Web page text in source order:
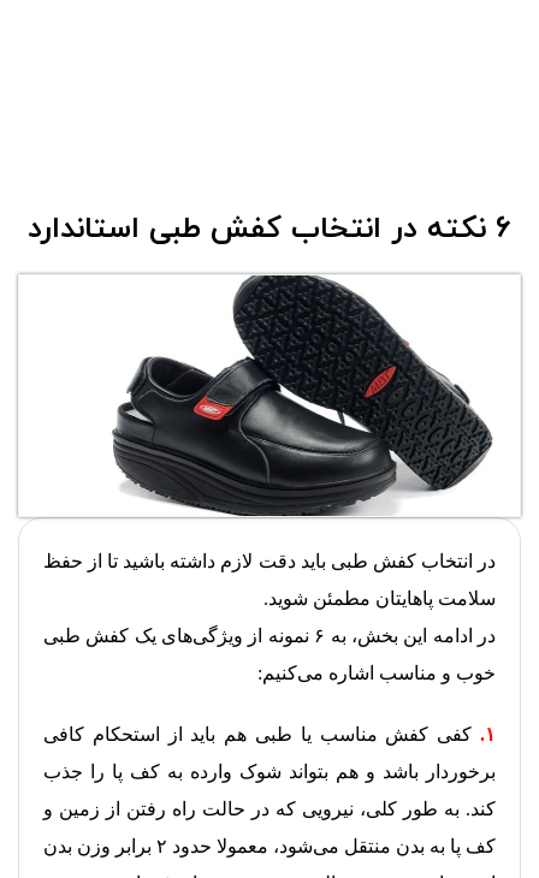
۶ نکته در انتخاب کفش طبی استاندارد
در انتخاب کفش طبی باید دقت لازم داشته باشید تا از حفظ
سلامت پاهایتان مطمئن شوید.
در ادامه این بخش، به ۶ نمونه از ویژگی‌های یک کفش طبی
خوب و مناسب اشاره می‌کنیم:
۱.
کفی کفش مناسب یا طبی هم باید از استحکام کافی
برخوردار باشد و هم بتواند شوک وارده به کف پا را جذب
کند. به طور کلی، نیرویی که در حالت راه رفتن از زمین و
کف پا به بدن منتقل می‌شود، معمولا حدود ۲ برابر وزن بدن